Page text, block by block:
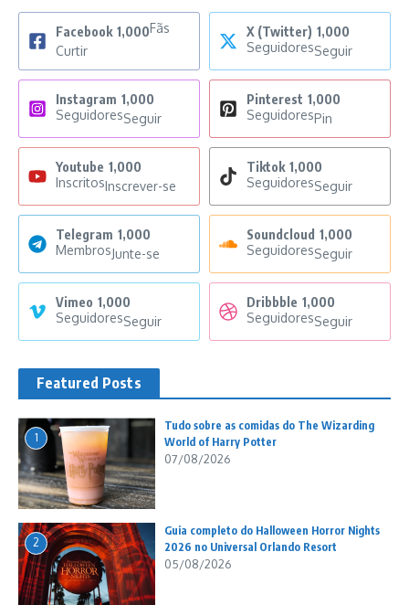
Facebook 1,000Fãs
Curtir
X (Twitter) 1,000
SeguidoresSeguir
Instagram 1,000
SeguidoresSeguir
Pinterest 1,000
SeguidoresPin
Youtube 1,000
InscritosInscrever-se
Tiktok 1,000
SeguidoresSeguir
Telegram 1,000
MembrosJunte-se
Soundcloud 1,000
SeguidoresSeguir
Vimeo 1,000
SeguidoresSeguir
Dribbble 1,000
SeguidoresSeguir
Featured Posts
1
Tudo sobre as comidas do The Wizarding
World of Harry Potter
07/08/2026
2
Guia completo do Halloween Horror Nights
2026 no Universal Orlando Resort
05/08/2026